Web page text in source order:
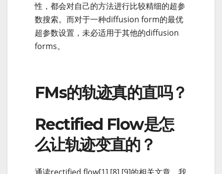
性，都会对自己的方法进行比较精细的超参
数搜索。而对于一种diffusion form的最优
超参数设置，未必适用于其他的diffusion
forms。
FMs的轨迹真的直吗？
Rectified Flow是怎
么让轨迹变直的？